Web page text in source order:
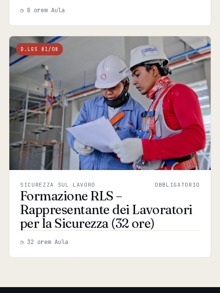
◷ 8 ore⊞ Aula
D.LGS 81/08
SICUREZZA SUL LAVORO OBBLIGATORIO
Formazione RLS –
Rappresentante dei Lavoratori
per la Sicurezza (32 ore)
◷ 32 ore⊞ Aula